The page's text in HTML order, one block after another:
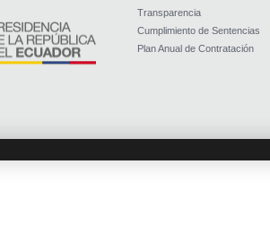
Transparencia
Cumplimiento de Sentencias
Plan Anual de Contratación